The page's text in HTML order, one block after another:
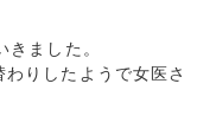
ました。
りしたようで女医さ